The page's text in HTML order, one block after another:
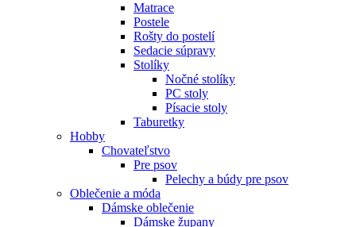
Matrace
Postele
Rošty do postelí
Sedacie súpravy
Stolíky
Nočné stolíky
PC stoly
Písacie stoly
Taburetky
Hobby
Chovateľstvo
Pre psov
Pelechy a búdy pre psov
Oblečenie a móda
Dámske oblečenie
Dámske župany